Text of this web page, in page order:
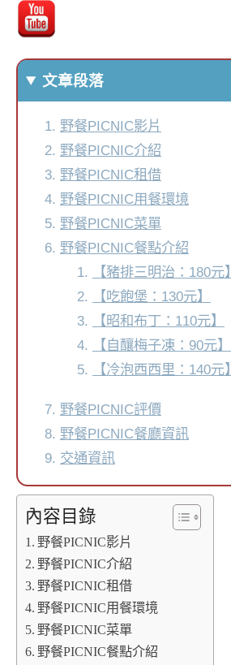
文章段落
野餐PICNIC影片
野餐PICNIC介紹
野餐PICNIC租借
野餐PICNIC用餐環境
野餐PICNIC菜單
野餐PICNIC餐點介紹
【豬排三明治：180元】
【吃飽堡：130元】
【昭和布丁：110元】
【自釀梅子凍：90元】
【冷泡西西里：140元】
野餐PICNIC評價
野餐PICNIC餐廳資訊
交通資訊
內容目錄
野餐PICNIC影片
野餐PICNIC介紹
野餐PICNIC租借
野餐PICNIC用餐環境
野餐PICNIC菜單
野餐PICNIC餐點介紹